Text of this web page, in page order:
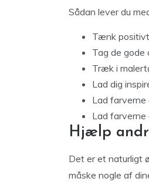
Sådan lever du
Tænk
Tag de gode
Træk i
Lad dig
Lad farverne
Lad farverne
Hjælp
Det er et naturligt
måske nogle af